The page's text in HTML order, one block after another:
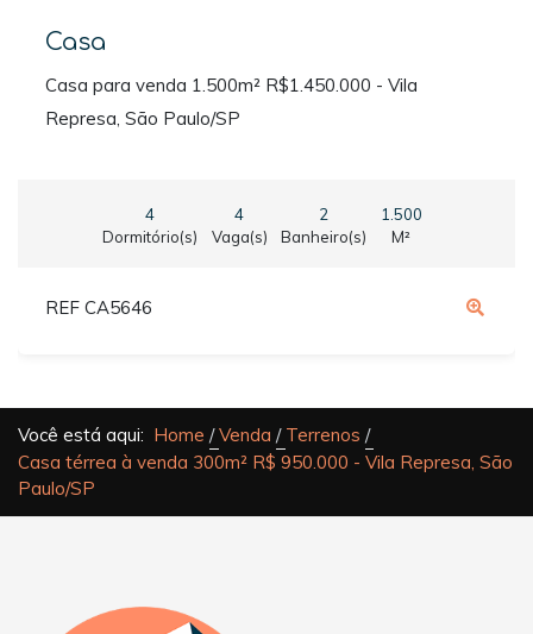
Casa
Casa para venda 1.500m² R$1.450.000 - Vila
Represa, São Paulo/SP
4
Dormitório(s)
4
Vaga(s)
2
Banheiro(s)
1.500
M²
REF CA5646
Você está aqui: Home Venda
Terrenos
Casa térrea à venda 300m² R$ 950.000 - Vila Represa, São
Paulo/SP